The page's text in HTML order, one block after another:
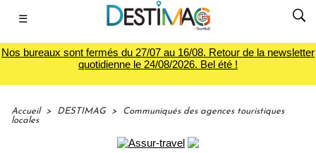
☰
Nos bureaux sont fermés du 27/07 au 16/08. Retour de la newsletter
quotidienne le 24/08/2026. Bel été !
Accueil > DESTIMAG >
Communiqués des agences touristiques
locales